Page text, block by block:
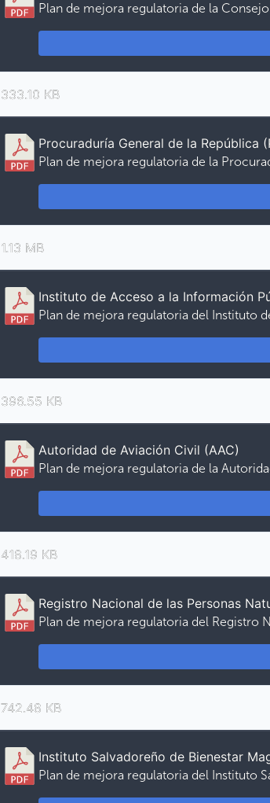
Plan de mejora regulatoria de la
333.10 KB
Procuraduría General de la República
Plan de mejora regulatoria de la
1.13 MB
Instituto de Acceso a la Información
Plan de mejora regulatoria del Instituto
396.55 KB
Autoridad de Aviación Civil (AAC)
Plan de mejora regulatoria de la
418.19 KB
Registro Nacional de las Personas
Plan de mejora regulatoria del Registro
742.48 KB
Instituto Salvadoreño de Bienestar
Plan de mejora regulatoria del Instituto